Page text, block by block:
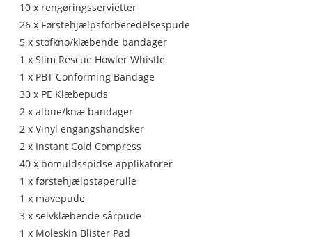
10 x rengøringsservietter
26 x Førstehjælpsforberedelsespude
5 x stofkno/klæbende bandager
1 x Slim Rescue Howler Whistle
1 x PBT Conforming Bandage
30 x PE Klæbepuds
2 x albue/knæ bandager
2 x Vinyl engangshandsker
2 x Instant Cold Compress
40 x bomuldsspidse applikatorer
1 x førstehjælpstaperulle
1 x mavepude
3 x selvklæbende sårpude
1 x Moleskin Blister Pad